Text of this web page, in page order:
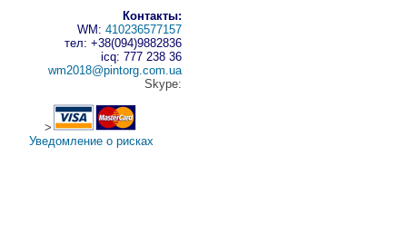
Контакты:
WM: 410236577157
тел: +38(094)9882836
icq: 777 238 36
wm2018@pintorg.com.ua
Skype:
>
Уведомление о рисках